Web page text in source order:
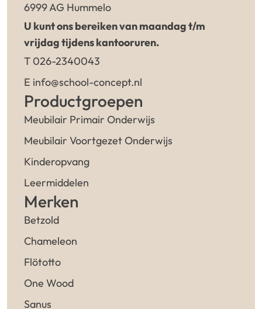
6999 AG Hummelo
U kunt ons bereiken van maandag t/m
vrijdag tijdens kantooruren.
T 026-2340043
E info@school-concept.nl
Productgroepen
Meubilair Primair Onderwijs
Meubilair Voortgezet Onderwijs
Kinderopvang
Leermiddelen
Merken
Betzold
Chameleon
Flötotto
One Wood
Sanus